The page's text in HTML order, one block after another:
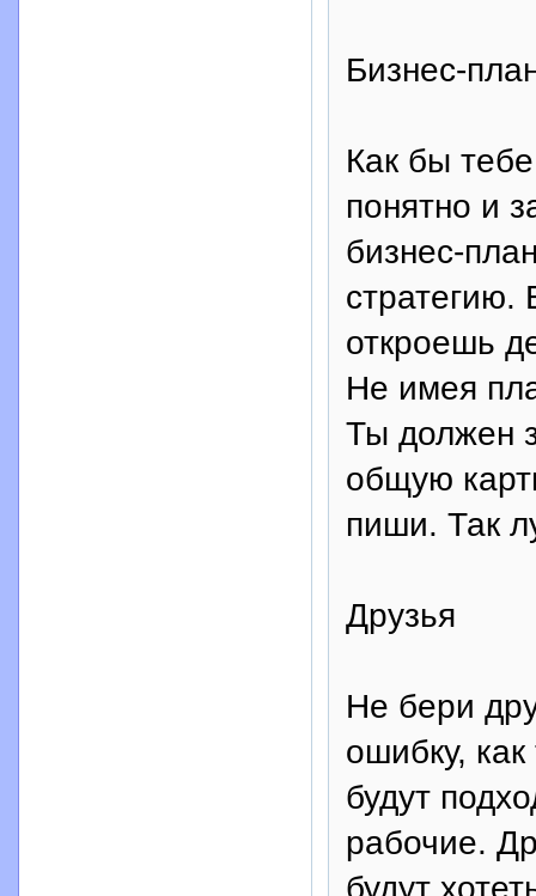
Бизнес-
Как бы
понятно и
бизнес-
стратегию.
откроешь
Не имея
Ты должен
общую
пиши. Так
Друзья
Не бери
ошибку,
будут
рабочие.
будут